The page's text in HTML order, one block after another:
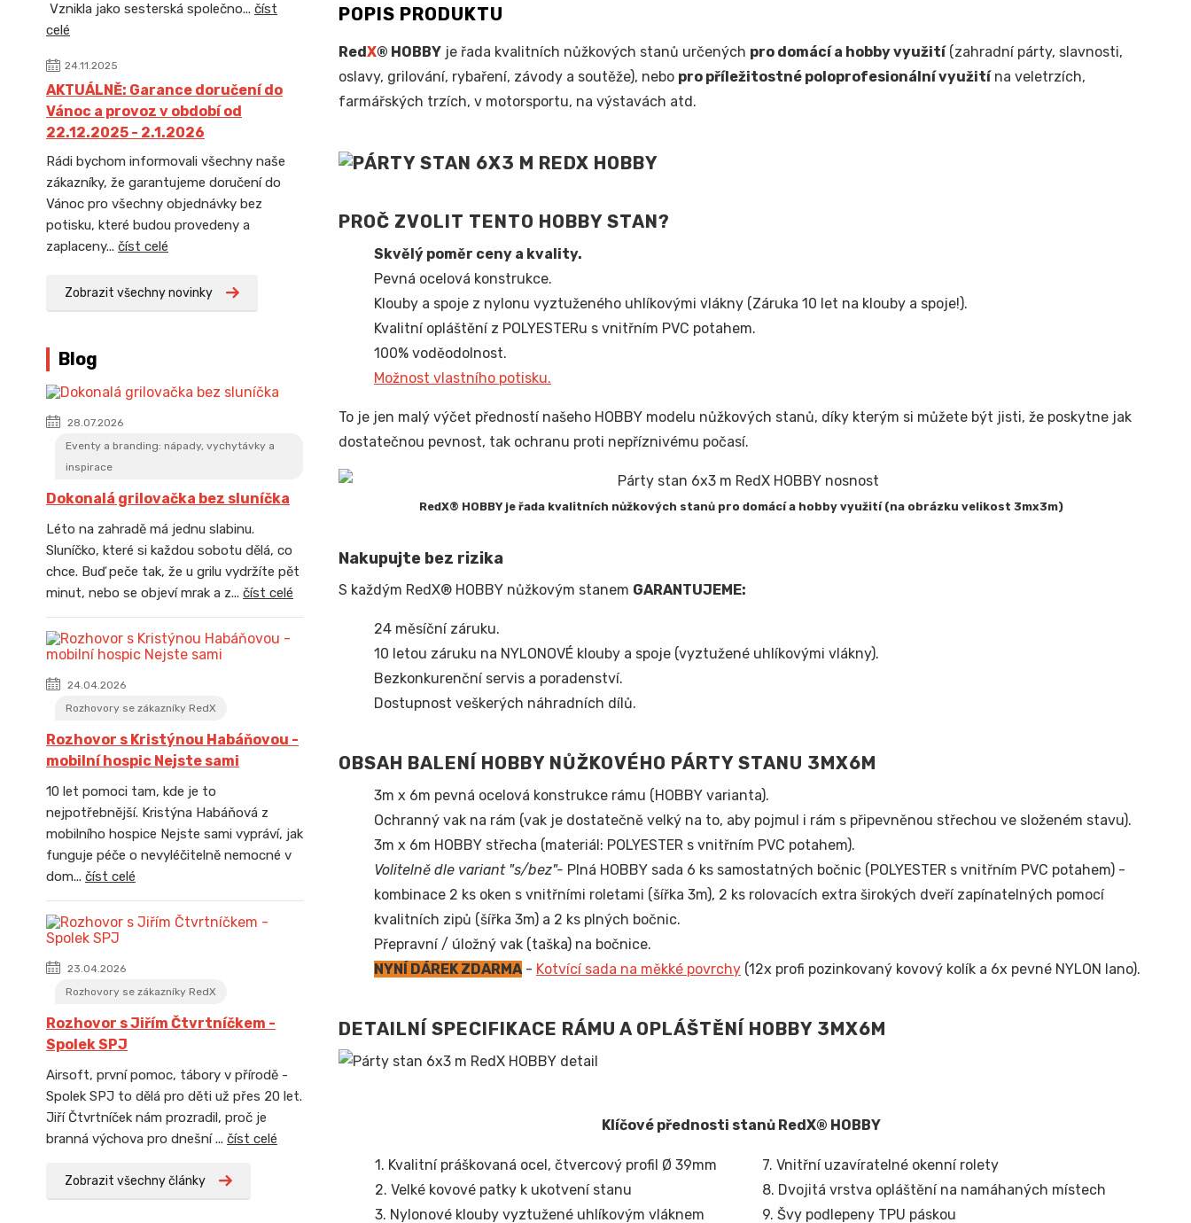
Vznikla jako sesterská společno... číst
celé
24.11.2025
AKTUÁLNĚ: Garance doručení do
Vánoc a provoz v období od
22.12.2025 - 2.1.2026
Rádi bychom informovali všechny naše
zákazníky, že garantujeme doručení do
Vánoc pro všechny objednávky bez
potisku, které budou provedeny a
zaplaceny... číst celé
Zobrazit všechny novinky
Blog
28.07.2026
Eventy a branding: nápady, vychytávky a
inspirace
Dokonalá grilovačka bez sluníčka
Léto na zahradě má jednu slabinu.
Sluníčko, které si každou sobotu dělá, co
chce. Buď peče tak, že u grilu vydržíte pět
minut, nebo se objeví mrak a z... číst celé
24.04.2026
Rozhovory se zákazníky RedX
Rozhovor s Kristýnou Habáňovou -
mobilní hospic Nejste sami
10 let pomoci tam, kde je to
nejpotřebnější. Kristýna Habáňová z
mobilního hospice Nejste sami vypráví, jak
funguje péče o nevyléčitelně nemocné v
dom... číst celé
23.04.2026
Rozhovory se zákazníky RedX
Rozhovor s Jiřím Čtvrtníčkem -
Spolek SPJ
Airsoft, první pomoc, tábory v přírodě -
Spolek SPJ to dělá pro děti už přes 20 let.
Jiří Čtvrtníček nám prozradil, proč je
branná výchova pro dnešní ... číst celé
Zobrazit všechny články
POPIS PRODUKTU
RedX® HOBBYje řada kvalitních nůžkových stanů určených pro domácí a hobby využití(zahradní párty, slavnosti,
oslavy, grilování, rybaření, závody a soutěže), nebo pro příležitostné poloprofesionální využitína veletrzích,
farmářských trzích, v motorsportu, na výstavách atd.
PROČ ZVOLIT TENTO HOBBY STAN?
Skvělý poměr ceny a kvality.
Pevná ocelová konstrukce.
Klouby a spoje z nylonu vyztuženého uhlíkovými vlákny (Záruka 10 let na klouby a spoje!).
Kvalitní opláštění z POLYESTERu s vnitřním PVC potahem.
100% voděodolnost.
Možnost vlastního potisku.
To je jen malý výčet předností našeho HOBBY modelu nůžkových stanů, díky kterým si můžete být jisti, že poskytne jak
dostatečnou pevnost, tak ochranu proti nepříznivému počasí.
RedX® HOBBY je řada kvalitních nůžkových stanů pro domácí a hobby využití (na obrázku velikost 3mx3m)
Nakupujte bez rizika
S každým RedX® HOBBY nůžkovým stanem GARANTUJEME:
24 měsíční záruku.
10 letou záruku na NYLONOVÉ klouby a spoje (vyztužené uhlíkovými vlákny).
Bezkonkurenční servis a poradenství.
Dostupnost veškerých náhradních dílů.
OBSAH BALENÍ HOBBY NŮŽKOVÉHO PÁRTY STANU 3MX6M
3m x 6m pevná ocelová konstrukce rámu (HOBBY varianta).
Ochranný vak na rám (vak je dostatečně velký na to, aby pojmul i rám s připevněnou střechou ve složeném stavu).
3m x 6m HOBBY střecha (materiál: POLYESTER s vnitřním PVC potahem).
Volitelně dle variant "s/bez"- Plná HOBBY sada 6 ks samostatných bočnic (POLYESTER s vnitřním PVC potahem) -
kombinace 2 ks oken s vnitřními roletami (šířka 3m), 2 ks rolovacích extra širokých dveří zapínatelných pomocí
kvalitních zipů (šířka 3m) a 2 ks plných bočnic.
Přepravní / úložný vak (taška) na bočnice.
NYNÍ DÁREK ZDARMA- Kotvící sada na měkké povrchy(12x profi pozinkovaný kovový kolík a 6x pevné NYLON lano).
DETAILNÍ SPECIFIKACE RÁMU A OPLÁŠTĚNÍ HOBBY 3MX6M
Klíčové přednosti stanů RedX® HOBBY
1. Kvalitní práškovaná ocel, čtvercový profil Ø 39mm
2. Velké kovové patky k ukotvení stanu
3. Nylonové klouby vyztužené uhlíkovým vláknem
7. Vnitřní uzavíratelné okenní rolety
8. Dvojitá vrstva opláštění na namáhaných místech
9. Švy podlepeny TPU páskou